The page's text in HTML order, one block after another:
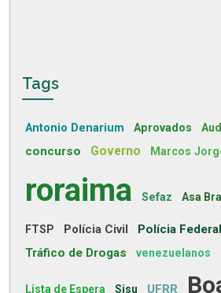
Tags
Antonio Denarium Aprovados
concurso Governo Marcos
roraima Sefaz Asa
FTSP Polícia Civil Polícia Federal
Tráfico de Drogas venezuelanos
Lista de Espera Sisu UFRR